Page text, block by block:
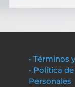
• Términos
• Política
Personales